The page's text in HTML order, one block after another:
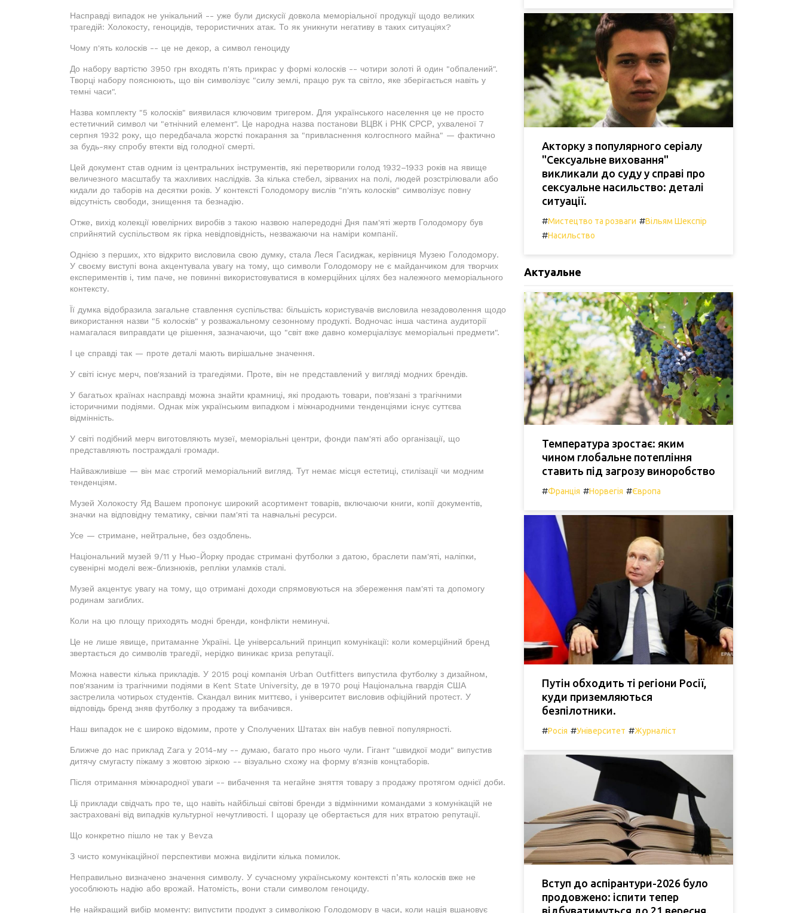
Насправді випадок не унікальний -- уже були дискусії довкола меморіальної продукції щодо великих
трагедій: Холокосту, геноцидів, терористичних атак. То як уникнути негативу в таких ситуаціях?
Чому п'ять колосків -- це не декор, а символ геноциду
До набору вартістю 3950 грн входять п'ять прикрас у формі колосків -- чотири золоті й один "обпалений".
Творці набору пояснюють, що він символізує "силу землі, працю рук та світло, яке зберігається навіть у
темні часи".
Назва комплекту "5 колосків" виявилася ключовим тригером. Для українського населення це не просто
естетичний символ чи "етнічний елемент". Це народна назва постанови ВЦВК і РНК СРСР, ухваленої 7
серпня 1932 року, що передбачала жорсткі покарання за "привласнення колгоспного майна" — фактично
за будь-яку спробу втекти від голодної смерті.
Цей документ став одним із центральних інструментів, які перетворили голод 1932–1933 років на явище
величезного масштабу та жахливих наслідків. За кілька стебел, зірваних на полі, людей розстрілювали або
кидали до таборів на десятки років. У контексті Голодомору вислів "п'ять колосків" символізує повну
відсутність свободи, знищення та безнадію.
Отже, вихід колекції ювелірних виробів з такою назвою напередодні Дня пам'яті жертв Голодомору був
сприйнятий суспільством як гірка невідповідність, незважаючи на наміри компанії.
Однією з перших, хто відкрито висловила свою думку, стала Леся Гасиджак, керівниця Музею Голодомору.
У своєму виступі вона акцентувала увагу на тому, що символи Голодомору не є майданчиком для творчих
експериментів і, тим паче, не повинні використовуватися в комерційних цілях без належного меморіального
контексту.
Її думка відобразила загальне ставлення суспільства: більшість користувачів висловила незадоволення щодо
використання назви "5 колосків" у розважальному сезонному продукті. Водночас інша частина аудиторії
намагалася виправдати це рішення, зазначаючи, що "світ вже давно комерціалізує меморіальні предмети".
І це справді так — проте деталі мають вирішальне значення.
У світі існує мерч, пов'язаний із трагедіями. Проте, він не представлений у вигляді модних брендів.
У багатьох країнах насправді можна знайти крамниці, які продають товари, пов'язані з трагічними
історичними подіями. Однак між українським випадком і міжнародними тенденціями існує суттєва
відмінність.
У світі подібний мерч виготовляють музеї, меморіальні центри, фонди пам'яті або організації, що
представляють постраждалі громади.
Найважливіше — він має строгий меморіальний вигляд. Тут немає місця естетиці, стилізації чи модним
тенденціям.
Музей Холокосту Яд Вашем пропонує широкий асортимент товарів, включаючи книги, копії документів,
значки на відповідну тематику, свічки пам'яті та навчальні ресурси.
Усе — стримане, нейтральне, без оздоблень.
Національний музей 9/11 у Нью-Йорку продає стримані футболки з датою, браслети пам'яті, наліпки,
сувенірні моделі веж-близнюків, репліки уламків сталі.
Музей акцентує увагу на тому, що отримані доходи спрямовуються на збереження пам'яті та допомогу
родинам загиблих.
Коли на цю площу приходять модні бренди, конфлікти неминучі.
Це не лише явище, притаманне Україні. Це універсальний принцип комунікації: коли комерційний бренд
звертається до символів трагедії, нерідко виникає криза репутації.
Можна навести кілька прикладів. У 2015 році компанія Urban Outfitters випустила футболку з дизайном,
пов'язаним із трагічними подіями в Kent State University, де в 1970 році Національна гвардія США
застрелила чотирьох студентів. Скандал виник миттєво, і університет висловив офіційний протест. У
відповідь бренд зняв футболку з продажу та вибачився.
Наш випадок не є широко відомим, проте у Сполучених Штатах він набув певної популярності.
Ближче до нас приклад Zara у 2014-му -- думаю, багато про нього чули. Гігант "швидкої моди" випустив
дитячу смугасту піжаму з жовтою зіркою -- візуально схожу на форму в'язнів концтаборів.
Після отримання міжнародної уваги -- вибачення та негайне зняття товару з продажу протягом однієї доби.
Ці приклади свідчать про те, що навіть найбільші світові бренди з відмінними командами з комунікацій не
застраховані від випадків культурної нечутливості. І щоразу це обертається для них втратою репутації.
Що конкретно пішло не так у Bevza
З чисто комунікаційної перспективи можна виділити кілька помилок.
Неправильно визначено значення символу. У сучасному українському контексті п’ять колосків вже не
уособлюють надію або врожай. Натомість, вони стали символом геноциду.
Не найкращий вибір моменту: випустити продукт з символікою Голодомору в часи, коли нація вшановує
Акторку з популярного серіалу
"Сексуальне виховання"
викликали до суду у справі про
сексуальне насильство: деталі
ситуації.
#Мистецтво та розваги #Вільям Шекспір
#Насильство
Актуальне
Температура зростає: яким
чином глобальне потепління
ставить під загрозу виноробство
#Франція #Норвегія #Європа
Путін обходить ті регіони Росії,
куди приземляються
безпілотники.
#Росія #Університет #Журналіст
Вступ до аспірантури-2026 було
продовжено: іспити тепер
відбуватимуться до 21 вересня.